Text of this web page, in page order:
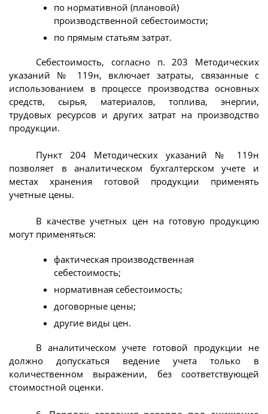
по нормативной (плановой)
производственной себестоимости;
по прямым статьям затрат.
Себестоимость, согласно п. 203 Методических
указаний № 119н, включает затраты, связанные с
использованием в процессе производства основных
средств, сырья, материалов, топлива, энергии,
трудовых ресурсов и других затрат на производство
продукции.
Пункт 204 Методических указаний № 119н
позволяет в аналитическом бухгалтерском учете и
местах хранения готовой продукции применять
учетные цены.
В качестве учетных цен на готовую продукцию
могут применяться:
фактическая производственная
себестоимость;
нормативная себестоимость;
договорные цены;
другие виды цен.
В аналитическом учете готовой продукции не
должно допускаться ведение учета только в
количественном выражении, без соответствующей
стоимостной оценки.